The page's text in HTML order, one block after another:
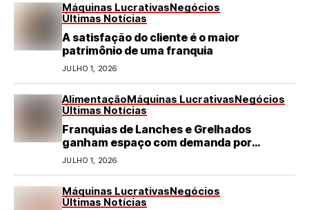
Máquinas LucrativasNegócios
Últimas Notícias
A satisfação do cliente é o maior
patrimônio de uma franquia
JULHO 1, 2026
AlimentaçãoMáquinas LucrativasNegócios
Últimas Notícias
Franquias de Lanches e Grelhados
ganham espaço com demanda por
refeições rápidas e de qualidade
JULHO 1, 2026
Máquinas LucrativasNegócios
Últimas Notícias